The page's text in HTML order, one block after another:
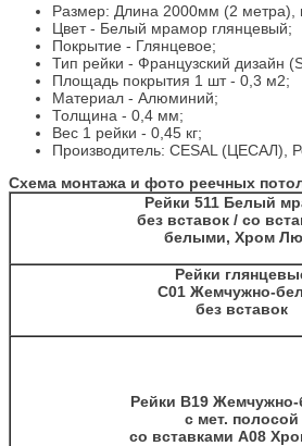
Размер: Длина 2000мм (2
Цвет - Белый мрамор глянцевый;
Покрытие - Глянцевое;
Тип рейки - Французский дизайн
Площадь покрытия 1 шт - 0,3 м2;
Материал - Алюминий;
Толщина - 0,4 мм;
Вес 1 рейки - 0,45 кг;
Производитель: CESAL (ЦЕСАЛ),
Схема монтажа и фото реечных
Рейки 511 Белый
без вставок / со
белыми, Хром
Рейки
С01 Жемчужно-
без вставок
Рейки В19
с мет. полосой
со вставками А08